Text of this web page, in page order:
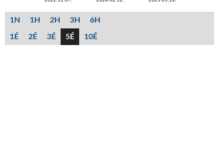
1N 1H 2H 3H 6H
1É 2É 3É 5É 10É